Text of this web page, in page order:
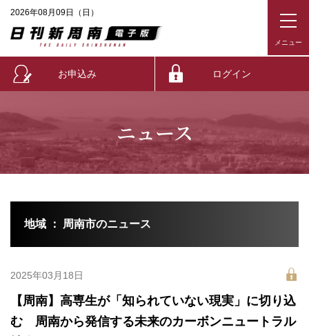
2026年08月09日（日）
お申込み ログイン
ニュース
地域 ： 周南市のニュース
2025年03月18日
【周南】高専生が「知られていない現実」に切り込
む 周南から発信する未来のカーボンニュートラル